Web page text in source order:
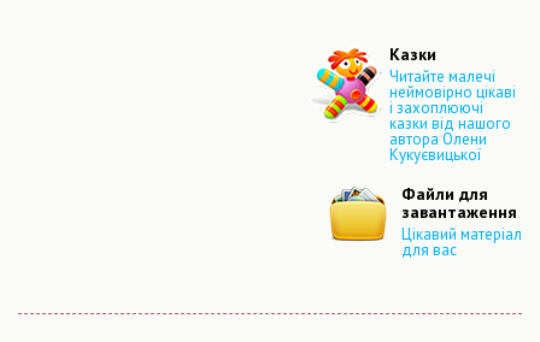
Казки
Читайте малечі
неймовірно цікаві
і захоплюючі
казки від нашого
автора Олени
Кукуєвицької
Файли для
завантаження
Цікавий матеріал
для вас